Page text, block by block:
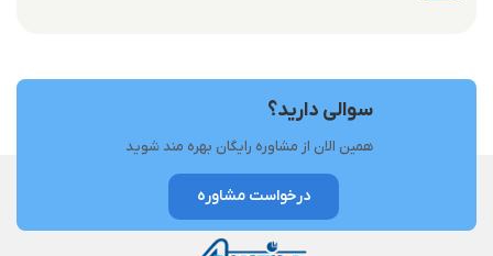
سوالی دارید؟
همین الان از مشاوره رایگان بهره مند شوید
درخواست مشاوره